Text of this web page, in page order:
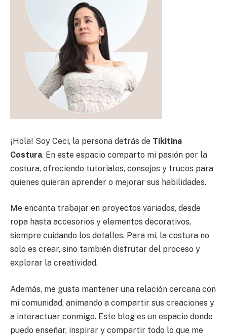
¡Hola! Soy Ceci, la persona detrás de Tikitina
Costura. En este espacio comparto mi pasión por la
costura, ofreciendo tutoriales, consejos y trucos para
quienes quieran aprender o mejorar sus habilidades.
Me encanta trabajar en proyectos variados, desde
ropa hasta accesorios y elementos decorativos,
siempre cuidando los detalles. Para mí, la costura no
solo es crear, sino también disfrutar del proceso y
explorar la creatividad.
Además, me gusta mantener una relación cercana con
mi comunidad, animando a compartir sus creaciones y
a interactuar conmigo. Este blog es un espacio donde
puedo enseñar, inspirar y compartir todo lo que me